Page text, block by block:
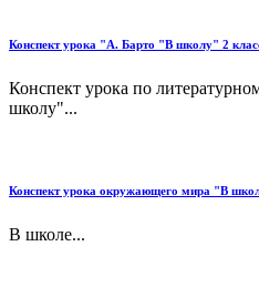
Конспект урока "А. Барто "В школу" 2
Конспект урока по
школу"...
Конспект урока окружающего мира "В
В школе...